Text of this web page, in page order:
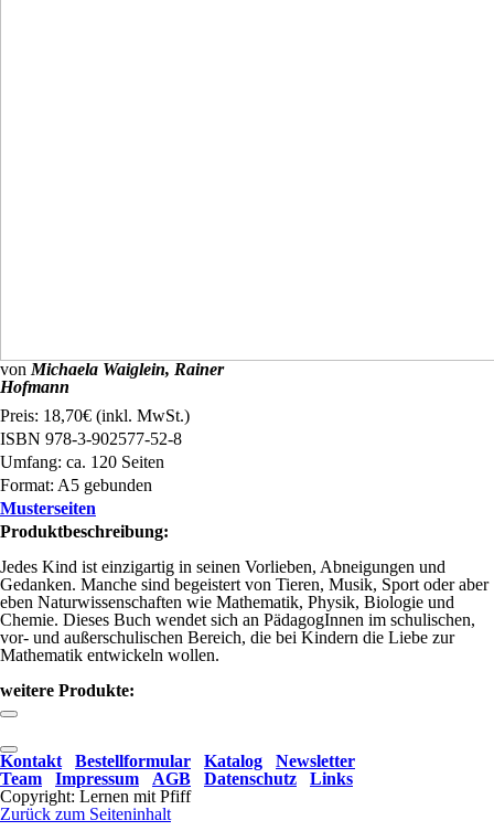
von Michaela Waiglein, Rainer
Hofmann
Preis: 18,70€ (inkl. MwSt.)
ISBN 978-3-902577-52-8
Umfang: ca. 120 Seiten
Format: A5 gebunden
Musterseiten
Produktbeschreibung:
Jedes Kind ist einzigartig in seinen Vorlieben, Abneigungen und
Gedanken. Manche sind begeistert von Tieren, Musik, Sport oder aber
eben Naturwissenschaften wie Mathematik, Physik, Biologie und
Chemie. Dieses Buch wendet sich an PädagogInnen im schulischen,
vor- und außerschulischen Bereich, die bei Kindern die Liebe zur
Mathematik entwickeln wollen.
weitere Produkte:
Kontakt Bestellformular Katalog
Newsletter
Team
Impressum AGB Datenschutz
Links
Copyright: Lernen mit Pfiff
Zurück zum Seiteninhalt